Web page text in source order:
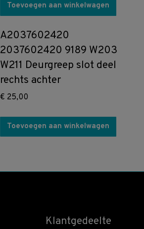
Toevoegen aan winkelwagen
A2037602420
2037602420 9189 W203
W211 Deurgreep slot deel
rechts achter
€ 25,00
Toevoegen aan winkelwagen
Klantgedeelte